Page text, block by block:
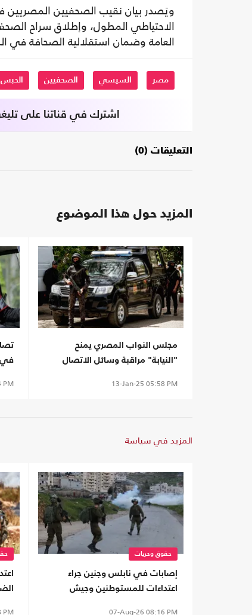
ويَصدر بيان نقيب الصحفيين المصريين
الاحتياطي المطول، وإطلاق سراح
العامة وضمان استقلالية الصحافة في
مصر السيسي الصحفيين
اشترك في قناتنا على
التعليقات (0)
المزيد حول هذا الموضوع
مجلس النواب المصري يمنح
"النيابة" مراقبة وسائل الاتصال
13-Jan-25 05:58 PM
في
PM
المزيد في سياسة
حقوق وحريات
إصابات في نابلس وجنين جراء
اعتداءات للمستوطنين وجيش
07-Aug-26 08:16 PM
PM